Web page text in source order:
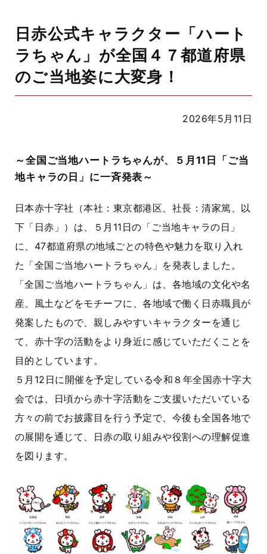
日赤公式キャラクター「ハート
ラちゃん」が全国４７都道府県
のご当地姿に大変身！
2026年5月11日
～全国ご当地ハートラちゃんが、５月11日「ご当
地キャラの日」に一斉発表～
日本赤十字社（本社：東京都港区、社長：清家篤、以
下「日赤」）は、５月11日の「ご当地キャラの日」
に、47都道府県の地域ごとの特色や魅力を取り入れ
た「全国ご当地ハートラちゃん」を発表しました。
「全国ご当地ハートラちゃん」は、各地域の文化や名
産、風土などをモチーフに、各地域で働く日赤職員が
発案したもので、親しみやすいキャラクターを通じ
て、赤十字の活動をより身近に感じていただくことを
目的としています。
５月12日に開催を予定している令和８年全国赤十字大
会では、日頃から赤十字活動をご支援いただいている
方々の前でお披露目を行う予定で、今後も全国各地で
の展開を通じて、日赤の取り組みや役割への理解促進
を図ります。